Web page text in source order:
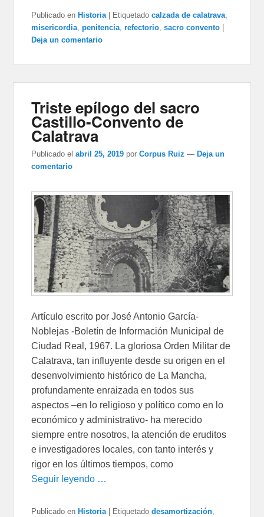
Publicado en Historia Etiquetado calzada de calatrava,
misericordia,penitencia,refectorio,sacro convento
Deja un comentario
Triste epílogo del sacro
Castillo-Convento de
Calatrava
Publicado el abril 25, 2019 porCorpus Ruiz — Deja un
comentario
Artículo escrito por José Antonio García-
Noblejas -Boletín de Información Municipal de
Ciudad Real, 1967. La gloriosa Orden Militar de
Calatrava, tan influyente desde su origen en el
desenvolvimiento histórico de La Mancha,
profundamente enraizada en todos sus
aspectos –en lo religioso y político como en lo
económico y administrativo- ha merecido
siempre entre nosotros, la atención de eruditos
e investigadores locales, con tanto interés y
rigor en los últimos tiempos, como
Seguir leyendo …
Publicado en Historia Etiquetado desamortización,